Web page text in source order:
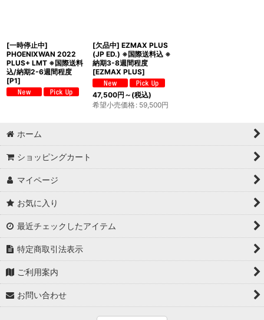
[一時停止中]
PHOENIXWAN 2022
PLUS+ LMT ※国際送料
込/納期2-6週間程度
[P1]
[欠品中] EZMAX PLUS
(JP ED.) ※国際送料込 ※
納期3-8週間程度
[EZMAX PLUS]
47,500円 ～ (税込)
希望小売価格: 59,500円
ホーム
ショッピングカート
マイページ
お気に入り
最近チェックしたアイテム
特定商取引法表示
ご利用案内
お問い合わせ